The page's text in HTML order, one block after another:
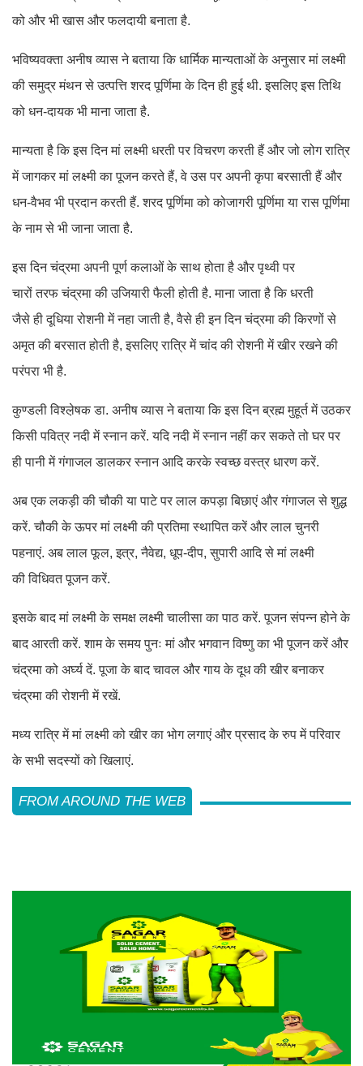
को और भी खास और फलदायी बनाता है.
भविष्यवक्ता अनीष व्यास ने बताया कि धार्मिक मान्यताओं के अनुसार मां लक्ष्मी
की समुद्र मंथन से उत्पत्ति शरद पूर्णिमा के दिन ही हुई थी. इसलिए इस तिथि
को धन-दायक भी माना जाता है.
मान्यता है कि इस दिन मां लक्ष्मी धरती पर विचरण करती हैं और जो लोग रात्रि
में जागकर मां लक्ष्मी का पूजन करते हैं, वे उस पर अपनी कृपा बरसाती हैं और
धन-वैभव भी प्रदान करती हैं. शरद पूर्णिमा को कोजागरी पूर्णिमा या रास पूर्णिमा
के नाम से भी जाना जाता है.
इस दिन चंद्रमा अपनी पूर्ण कलाओं के साथ होता है और पृथ्वी पर
चारों तरफ चंद्रमा की उजियारी फैली होती है. माना जाता है कि धरती
जैसे ही दूधिया रोशनी में नहा जाती है, वैसे ही इन दिन चंद्रमा की किरणों से
अमृत की बरसात होती है, इसलिए रात्रि में चांद की रोशनी में खीर रखने की
परंपरा भी है.
कुण्डली विश्ल़ेषक डा. अनीष व्यास ने बताया कि इस दिन ब्रह्म मुहूर्त में उठकर
किसी पवित्र नदी में स्नान करें. यदि नदी में स्नान नहीं कर सकते तो घर पर
ही पानी में गंगाजल डालकर स्नान आदि करके स्वच्छ वस्त्र धारण करें.
अब एक लकड़ी की चौकी या पाटे पर लाल कपड़ा बिछाएं और गंगाजल से शुद्ध
करें. चौकी के ऊपर मां लक्ष्मी की प्रतिमा स्थापित करें और लाल चुनरी
पहनाएं. अब लाल फूल, इत्र, नैवेद्य, धूप-दीप, सुपारी आदि से मां लक्ष्मी
की विधिवत पूजन करें.
इसके बाद मां लक्ष्मी के समक्ष लक्ष्मी चालीसा का पाठ करें. पूजन संपन्न होने के
बाद आरती करें. शाम के समय पुनः मां और भगवान विष्णु का भी पूजन करें और
चंद्रमा को अर्घ्य दें. पूजा के बाद चावल और गाय के दूध की खीर बनाकर
चंद्रमा की रोशनी में रखें.
मध्य रात्रि में मां लक्ष्मी को खीर का भोग लगाएं और प्रसाद के रुप में परिवार
के सभी सदस्यों को खिलाएं.
FROM AROUND THE WEB